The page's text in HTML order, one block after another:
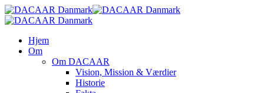
Skip
to
content
search
Menu
Hjem
Om
Om DACAAR
Vision, Mission & Værdier
Historie